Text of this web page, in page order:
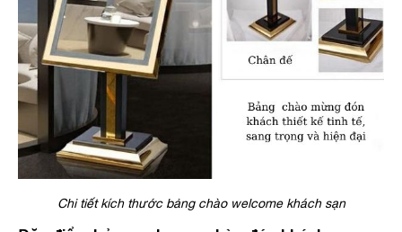
Chi tiết kích thước bảng chào welcome khách sạn